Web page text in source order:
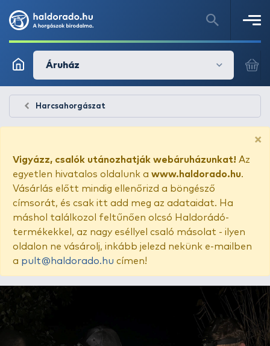
Áruház
Harcsahorgászat
×
Vigyázz, csalók utánozhatják webáruházunkat! Az
egyetlen hivatalos oldalunk a www.haldorado.hu.
Vásárlás előtt mindig ellenőrizd a böngésző
címsorát, és csak itt add meg az adataidat. Ha
máshol találkozol feltűnően olcsó Haldorádó-
termékekkel, az nagy eséllyel csaló másolat - ilyen
oldalon ne vásárolj, inkább jelezd nekünk e-mailben
a pult@haldorado.hu címen!